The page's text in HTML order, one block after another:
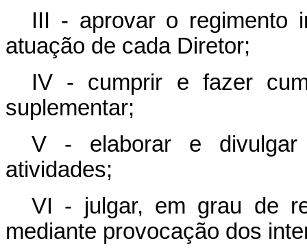
III - aprovar o regimento
atuação de cada Diretor;
IV - cumprir e fazer
suplementar;
V - elaborar e divulgar
atividades;
VI - julgar, em grau de
mediante provocação dos